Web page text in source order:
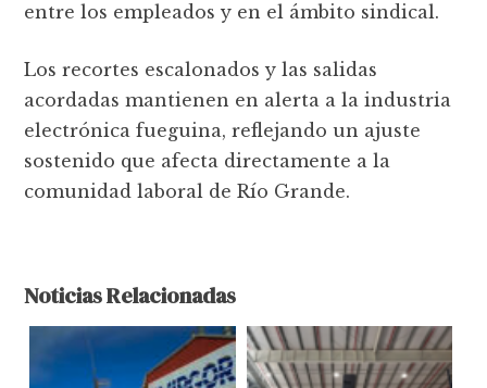
entre los empleados y en el ámbito sindical.
Los recortes escalonados y las salidas
acordadas mantienen en alerta a la industria
electrónica fueguina, reflejando un ajuste
sostenido que afecta directamente a la
comunidad laboral de Río Grande.
Noticias Relacionadas